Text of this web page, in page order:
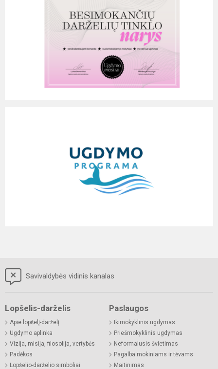
Savivaldybės vidinis kanalas
Lopšelis-darželis
Apie lopšelį-darželį
Ugdymo aplinka
Vizija, misija, filosofija, vertybės
Padėkos
Lopšelio-darželio simboliai
Paslaugos
Ikimokyklinis ugdymas
Priešmokyklinis ugdymas
Neformalusis švietimas
Pagalba mokiniams ir tėvams
Maitinimas